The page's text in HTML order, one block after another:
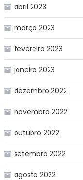
abril 2023
março 2023
fevereiro 2023
janeiro 2023
dezembro 2022
novembro 2022
outubro 2022
setembro 2022
agosto 2022